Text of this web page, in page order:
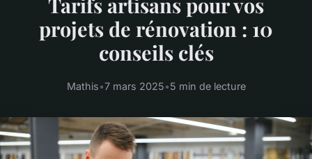
projets de rénovation : 10
conseils clés
Mathis•7 mars 2025•5 min de lecture